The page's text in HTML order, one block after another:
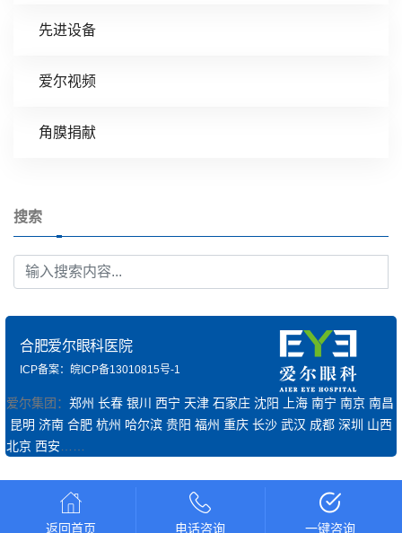
先进设备
爱尔视频
角膜捐献
搜索
合肥爱尔眼科医院
ICP备案：皖ICP备13010815号-1
爱尔集团： 郑州 长春 银川 西宁 天津 石家庄 沈阳 上海 南宁 南京 南昌
昆明 济南 合肥 杭州 哈尔滨 贵阳 福州 重庆 长沙 武汉 成都 深圳 山西
北京 西安
返回首页 电话咨询 一键咨询